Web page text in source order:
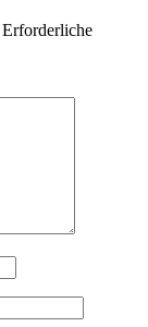
Erforderliche